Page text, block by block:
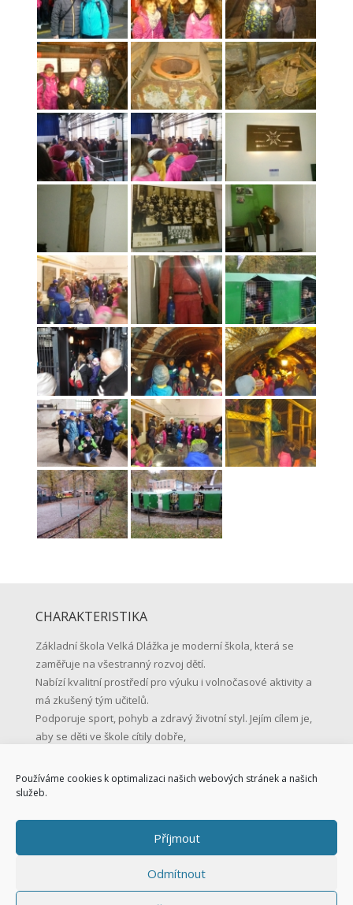
Používáme cookies k optimalizaci našich webových stránek a našich
služeb.
Příjmout
Odmítnout
CHARAKTERISTIKA
Základní škola Velká Dlážka je moderní škola, která se
zaměřuje na všestranný rozvoj dětí.
Nabízí kvalitní prostředí pro výuku i volnočasové aktivity a
má zkušený tým učitelů.
Podporuje sport, pohyb a zdravý životní styl. Jejím cílem je,
aby se děti ve škole cítily dobře,
KONTAKTNÍ ÚDAJE
Základní škola Přerov, Velká Dlážka 5
Velká Dlážka 5, 750 02 Přerov
IČO: 47858354
Mob.: 731 128 147